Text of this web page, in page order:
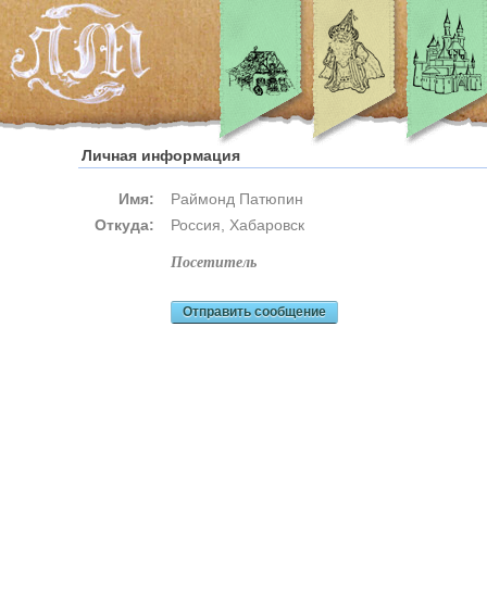
Личная информация
Имя:
Раймонд Патюпин
Откуда:
Россия, Хабаровск
посетитель
Отправить сообщение